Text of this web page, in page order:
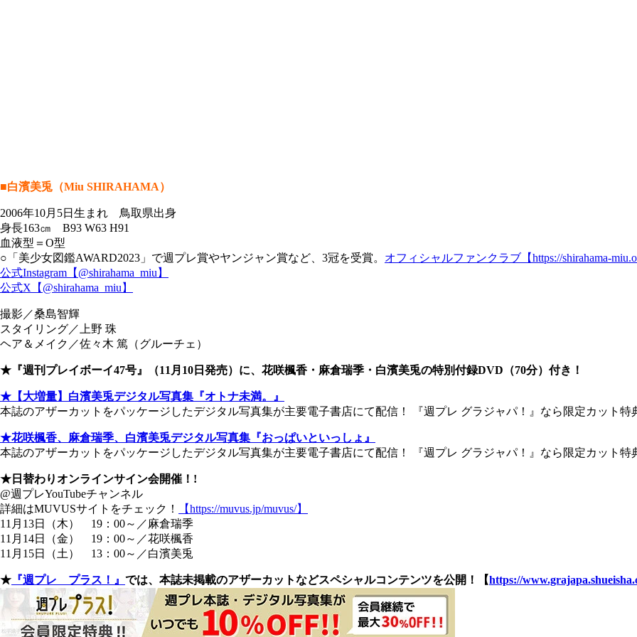
■白濱美兎（Miu SHIRAHAMA）
2006年10月5日生まれ 鳥取県出身
身長163㎝ B93 W63 H91
血液型＝O型
○「美少女図鑑AWARD2023」で週プレ賞やヤンジャン賞など、3冠を受賞。 オフィシャルファンクラブ【https://shirahama-
公式Instagram【@shirahama_miu】
公式X【@shirahama_miu】
撮影／桑島智輝
スタイリング／上野 珠
ヘア＆メイク／佐々木 篤（グルーチェ）
★『週刊プレイボーイ47号』（11月10日発売）に、花咲楓香・麻倉瑞季・白濱美兎の特別付録DVD（70分）付き！
★【大増量】白濱美兎デジタル写真集『オトナ未満。』
本誌のアザーカットをパッケージしたデジタル写真集が主要電子書店にて配信！ 『週プレ グラジャパ！』なら限定カット特
★花咲楓香、麻倉瑞季、白濱美兎デジタル写真集『おっぱいといっしょ』
本誌のアザーカットをパッケージしたデジタル写真集が主要電子書店にて配信！ 『週プレ グラジャパ！』なら限定カット特
★日替わりオンラインサイン会開催！!
@週プレYouTubeチャンネル
詳細はMUVUSサイトをチェック！
【https://muvus.jp/muvus/】
11月13日（木） 19：00～／麻倉瑞季
11月14日（金） 19：00～／花咲楓香
11月15日（土） 13：00～／白濱美兎
★ 『週プレ プラス！』 では、本誌未掲載のアザーカットなどスペシャルコンテンツを公開！【https://